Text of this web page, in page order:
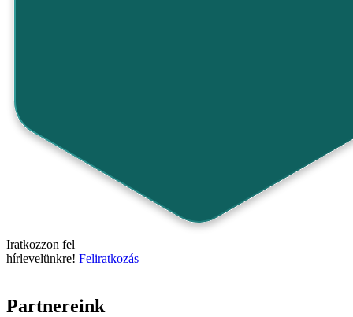
Iratkozzon fel
hírlevelünkre! Feliratkozás
Partnereink